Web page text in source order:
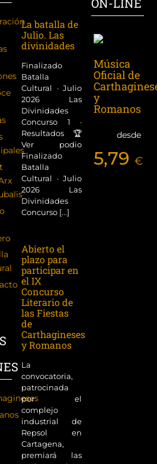
La batalla de
Julio. Las
divinidades
Finalizado
Batalla
Cultural · Julio
2026 Las
Divinidades
Concurso 1 ·
Resultados 🏆
Ver podio
Finalizado
Batalla
Cultural · Julio
2026 Las
Divinidades
Concurso [...]
Abierto el
plazo para
participar en
el IX
Concurso
Literario de
las Fiestas
de
Carthagineses
y Romanos
La
convocatoria,
patrocinada
por el
complejo
industrial de
Repsol en
Cartagena,
premiará las
Música
Oficial de
y
Romanos
desde
5,79€